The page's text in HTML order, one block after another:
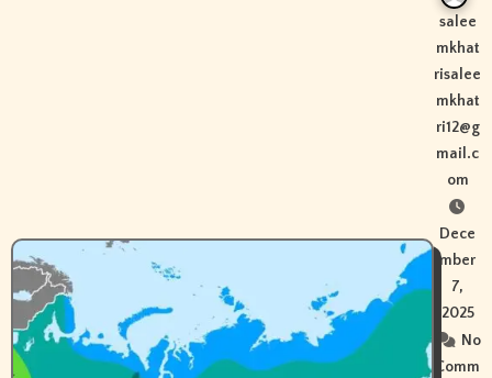
salee
mkhat
risalee
mkhat
ri12@g
mail.c
om
Dece
mber
7,
2025
No
Comm